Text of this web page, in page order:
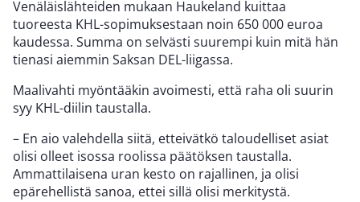
Venäläislähteiden mukaan Haukeland kuittaa
tuoreesta KHL-sopimuksestaan noin 650 000 euroa
kaudessa. Summa on selvästi suurempi kuin mitä hän
tienasi aiemmin Saksan DEL-liigassa.
Maalivahti myöntääkin avoimesti, että raha oli suurin
syy KHL-diilin taustalla.
– En aio valehdella siitä, etteivätkö taloudelliset asiat
olisi olleet isossa roolissa päätöksen taustalla.
Ammattilaisena uran kesto on rajallinen, ja olisi
epärehellistä sanoa, ettei sillä olisi merkitystä.